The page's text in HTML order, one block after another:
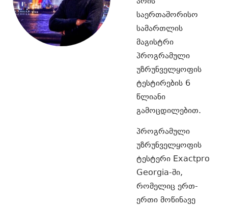
საერთაშორისო
სამართლის
მაგისტრი
პროგრამული
უზრუნველყოფის
ტესტირების 6
წლიანი
გამოცდილებით.
პროგრამული
უზრუნველყოფის
ტესტერი Exactpro
Georgia-ში,
რომელიც ერთ-
ერთი მოწინავე